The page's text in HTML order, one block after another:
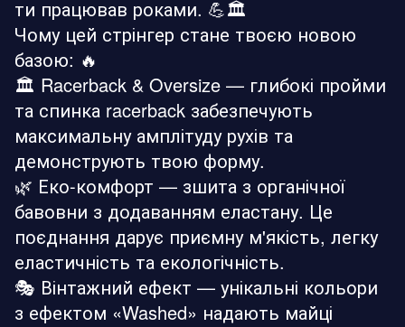
ти працював роками. 💪🏛️
Чому цей стрінгер стане твоєю новою
базою: 🔥
🏛️ Racerback & Oversize — глибокі пройми
та спинка racerback забезпечують
максимальну амплітуду рухів та
демонструють твою форму.
🌿 Еко-комфорт — зшита з органічної
бавовни з додаванням еластану. Це
поєднання дарує приємну м'якість, легку
еластичність та екологічність.
🎭 Вінтажний ефект — унікальні кольори
з ефектом «Washed» надають майці